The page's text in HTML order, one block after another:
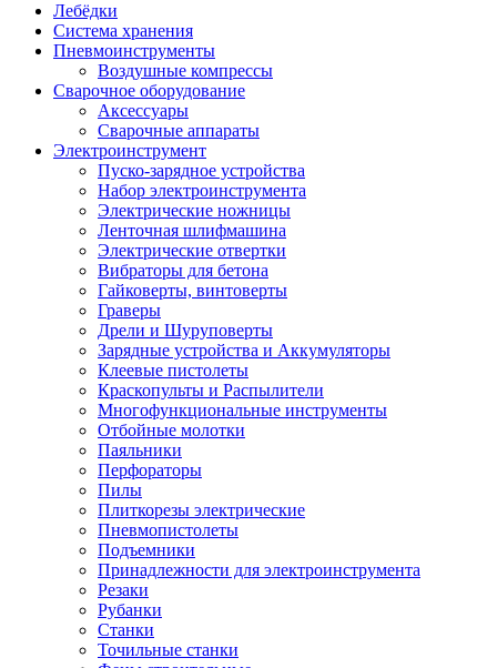
Лебёдки
Система хранения
Пневмоинструменты
Воздушные компрессы
Сварочное оборудование
Аксессуары
Сварочные аппараты
Электроинструмент
Пуско-зарядное устройства
Набор электроинструмента
Электрические ножницы
Ленточная шлифмашина
Электрические отвертки
Вибраторы для бетона
Гайковерты, винтоверты
Граверы
Дрели и Шуруповерты
Зарядные устройства и Аккумуляторы
Клеевые пистолеты
Краскопульты и Распылители
Многофункциональные инструменты
Отбойные молотки
Паяльники
Перфораторы
Пилы
Плиткорезы электрические
Пневмопистолеты
Подъемники
Принадлежности для электроинструмента
Резаки
Рубанки
Станки
Точильные станки